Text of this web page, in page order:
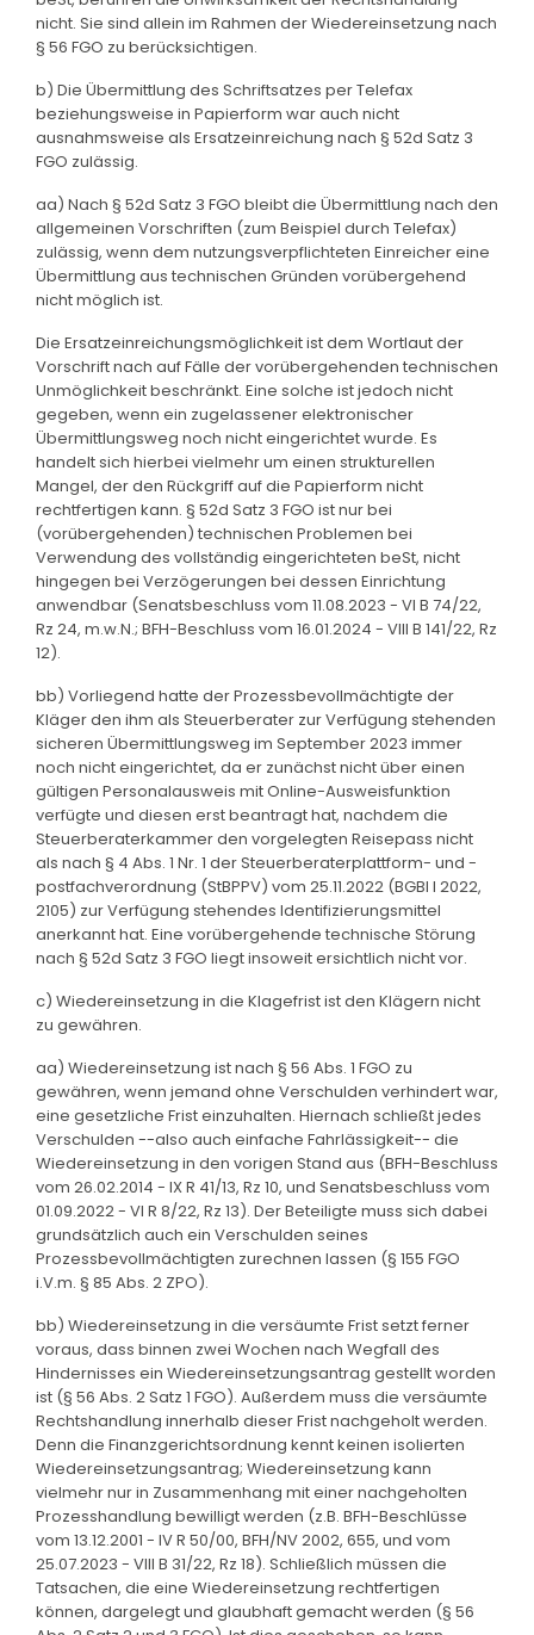
nicht. Sie sind allein im Rahmen der Wiedereinsetzung nach
§ 56 FGO zu berücksichtigen.
b) Die Übermittlung des Schriftsatzes per Telefax
beziehungsweise in Papierform war auch nicht
ausnahmsweise als Ersatzeinreichung nach § 52d Satz 3
FGO zulässig.
aa) Nach § 52d Satz 3 FGO bleibt die Übermittlung nach den
allgemeinen Vorschriften (zum Beispiel durch Telefax)
zulässig, wenn dem nutzungsverpflichteten Einreicher eine
Übermittlung aus technischen Gründen vorübergehend
nicht möglich ist.
Die Ersatzeinreichungsmöglichkeit ist dem Wortlaut der
Vorschrift nach auf Fälle der vorübergehenden technischen
Unmöglichkeit beschränkt. Eine solche ist jedoch nicht
gegeben, wenn ein zugelassener elektronischer
Übermittlungsweg noch nicht eingerichtet wurde. Es
handelt sich hierbei vielmehr um einen strukturellen
Mangel, der den Rückgriff auf die Papierform nicht
rechtfertigen kann. § 52d Satz 3 FGO ist nur bei
(vorübergehenden) technischen Problemen bei
Verwendung des vollständig eingerichteten beSt, nicht
hingegen bei Verzögerungen bei dessen Einrichtung
anwendbar (Senatsbeschluss vom 11.08.2023 - VI B 74/22,
Rz 24, m.w.N.; BFH-Beschluss vom 16.01.2024 - VIII B 141/22, Rz
12).
bb) Vorliegend hatte der Prozessbevollmächtigte der
Kläger den ihm als Steuerberater zur Verfügung stehenden
sicheren Übermittlungsweg im September 2023 immer
noch nicht eingerichtet, da er zunächst nicht über einen
gültigen Personalausweis mit Online-Ausweisfunktion
verfügte und diesen erst beantragt hat, nachdem die
Steuerberaterkammer den vorgelegten Reisepass nicht
als nach § 4 Abs. 1 Nr. 1 der Steuerberaterplattform- und -
postfachverordnung (StBPPV) vom 25.11.2022 (BGBl I 2022,
2105) zur Verfügung stehendes Identifizierungsmittel
anerkannt hat. Eine vorübergehende technische Störung
nach § 52d Satz 3 FGO liegt insoweit ersichtlich nicht vor.
c) Wiedereinsetzung in die Klagefrist ist den Klägern nicht
zu gewähren.
aa) Wiedereinsetzung ist nach § 56 Abs. 1 FGO zu
gewähren, wenn jemand ohne Verschulden verhindert war,
eine gesetzliche Frist einzuhalten. Hiernach schließt jedes
Verschulden --also auch einfache Fahrlässigkeit-- die
Wiedereinsetzung in den vorigen Stand aus (BFH-Beschluss
vom 26.02.2014 - IX R 41/13, Rz 10, und Senatsbeschluss vom
01.09.2022 - VI R 8/22, Rz 13). Der Beteiligte muss sich dabei
grundsätzlich auch ein Verschulden seines
Prozessbevollmächtigten zurechnen lassen (§ 155 FGO
i.V.m. § 85 Abs. 2 ZPO).
bb) Wiedereinsetzung in die versäumte Frist setzt ferner
voraus, dass binnen zwei Wochen nach Wegfall des
Hindernisses ein Wiedereinsetzungsantrag gestellt worden
ist (§ 56 Abs. 2 Satz 1 FGO). Außerdem muss die versäumte
Rechtshandlung innerhalb dieser Frist nachgeholt werden.
Denn die Finanzgerichtsordnung kennt keinen isolierten
Wiedereinsetzungsantrag; Wiedereinsetzung kann
vielmehr nur in Zusammenhang mit einer nachgeholten
Prozesshandlung bewilligt werden (z.B. BFH-Beschlüsse
vom 13.12.2001 - IV R 50/00, BFH/NV 2002, 655, und vom
25.07.2023 - VIII B 31/22, Rz 18). Schließlich müssen die
Tatsachen, die eine Wiedereinsetzung rechtfertigen
können, dargelegt und glaubhaft gemacht werden (§ 56